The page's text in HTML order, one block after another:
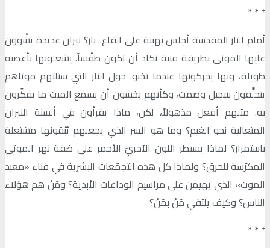
٭ ٭ ٭
أمام النار المقدسة أجلس بهيبة على القاع.. نار؟ نيران عديدة يَشْوون
عليها الموتى بطريقة فنية تكاد أن تكون طقْساً. يشعلونها بأعصية
طويلة، وبها يحركونها عندما تخبو. حول النار التي ستلتهم موتاهم
يتحلَّقون بتبجيل وصمت، وكأنهم يخشون أن يسمع الميت ما يفكِّرون
به. مثلهم أفعل مذهولاً، لكن، ماذا يقرأون في ألسنة النيران
المتعالية نحو الغيم؟ وما هو السر الذي يجعلهم يُبْقونها مشتعلة
باستمرار؟ لماذا يسيطر اللون الآجريّ الأحمر على ضفة نهر الموتى
المكرّسة للحرق؟ ولماذا كل هذه التجمّعات البشرية في فناء «معبد
الموت» الذي يهيمن على مراسيم الوداعات الأبدية؟ ومَنْ هم هؤلاء
الناس؟ وكيف يلتقي مَنْ بمَنْ؟
٭ ٭ ٭